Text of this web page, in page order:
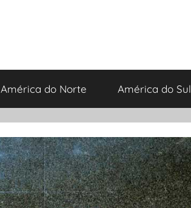
América do Norte América do Sul